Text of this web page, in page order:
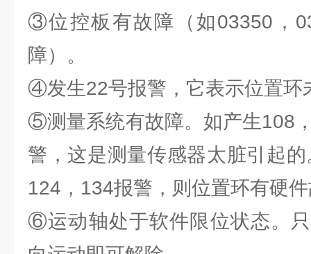
③位控板有故障（如03350，
障）。
④发生22号报警，它表示位置环
⑤测量系统有故障。如产生108
警，这是测量传感器太脏引起
124，134报警，则位置环有硬
⑥运动轴处于软件限位状态。